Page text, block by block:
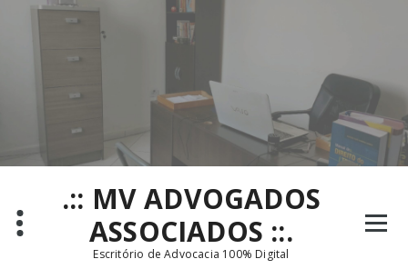
.:: MV ADVOGADOS
ASSOCIADOS ::.
Escritório de Advocacia 100% Digital